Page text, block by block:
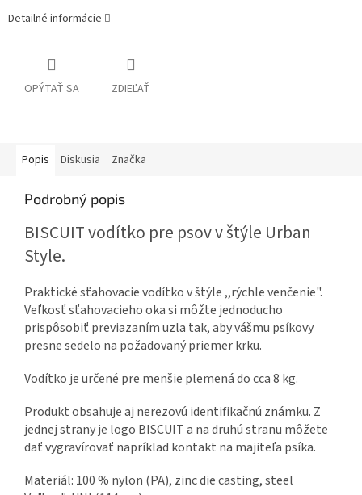
Detailné informácie
OPÝTAŤ SA ZDIEĽAŤ
Popis Diskusia Značka
Podrobný popis
BISCUIT vodítko pre psov v štýle Urban
Style.
Praktické sťahovacie vodítko v štýle ,,rýchle venčenie".
Veľkosť sťahovacieho oka si môžte jednoducho
prispôsobiť previazaním uzla tak, aby vášmu psíkovy
presne sedelo na požadovaný priemer krku.
Vodítko je určené pre menšie plemená do cca 8 kg.
Produkt obsahuje aj nerezovú identifikačnú známku. Z
jednej strany je logo BISCUIT a na druhú stranu môžete
dať vygravírovať napríklad kontakt na majiteľa psíka.
Materiál: 100 % nylon (PA), zinc die casting, steel